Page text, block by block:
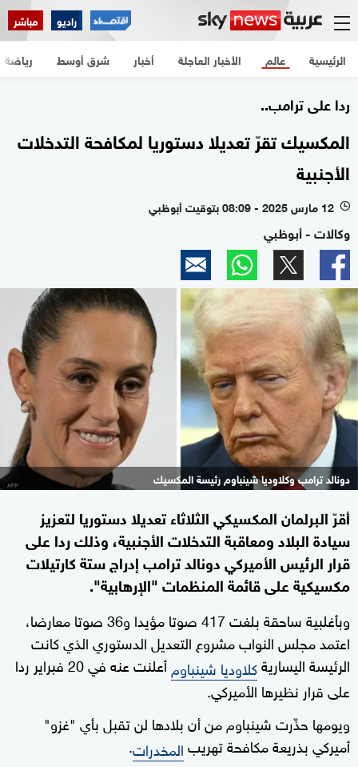
راديو مباشر
الرئيسية الأخبار العاجلة أخبار شرق أوسط عالم رياضة
ردا على ترامب..
المكسيك تقرّ تعديلا دستوريا لمكافحة التدخلات
الأجنبية
l 12 مارس 2025 - 08:09 بتوقيت أبوظبي
وكالات - أبوظبي
دونالد ترامب وكلاوديا شينباوم رئيسة المكسيك
أقرّ البرلمان المكسيكي الثلاثاء تعديلا دستوريا لتعزيز
سيادة البلاد ومعاقبة التدخلات الأجنبية، وذلك ردا على
قرار الرئيس الأميركي دونالد ترامب إدراج ستة كارتيلات
مكسيكية على قائمة المنظمات "الإرهابية".
وبأغلبية ساحقة بلغت 417 صوتا مؤيدا و36 صوتا معارضا،
اعتمد مجلس النواب مشروع التعديل الدستوري الذي كانت
الرئيسة اليساريةكلاوديا شينباوم
أعلنت عنه في 20 فبراير ردا
على قرار نظيرها الأميركي.
ويومها حذّرت شينباوم من أن بلادها لن تقبل بأي "غزو"
أميركي بذريعة مكافحة تهريبالمخدرات.